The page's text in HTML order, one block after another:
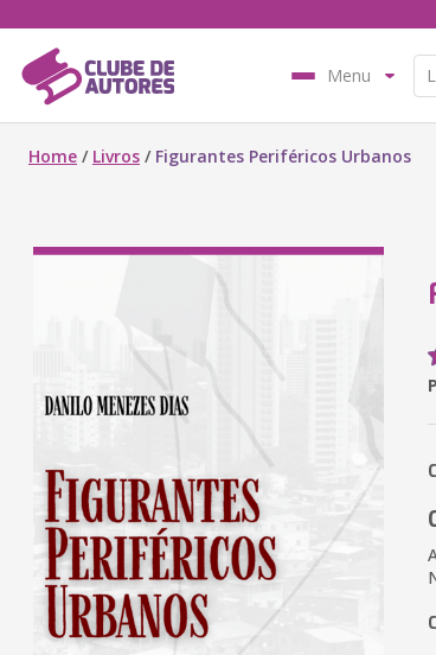
Menu
Home / Livros / Figurantes Periféricos Urbanos